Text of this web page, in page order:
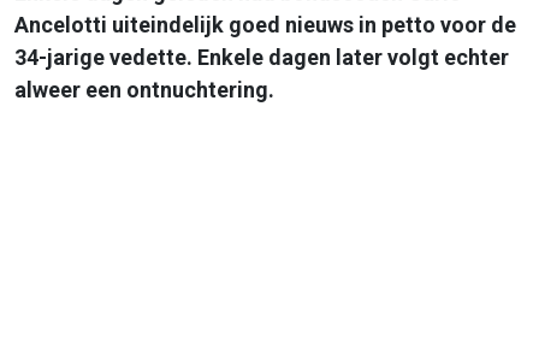
Ancelotti uiteindelijk goed nieuws in petto voor de
34-jarige vedette. Enkele dagen later volgt echter
alweer een ontnuchtering.